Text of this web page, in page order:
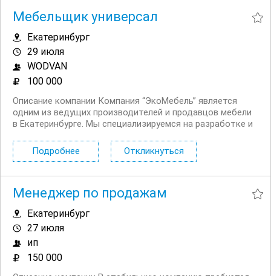
Мебельщик универсал
Екатеринбург
29 июля
WODVAN
100 000
Описание компании Компания “ЭкоМебель” является
одним из ведущих производителей и продавцов мебели
в Екатеринбурге. Мы специализируемся на разработке и
различных интерьеров. Наша команда стремится
обеспечить высокий уровень обслуживания...
Подробнее Откликнуться
Менеджер по продажам
Екатеринбург
27 июля
ип
150 000